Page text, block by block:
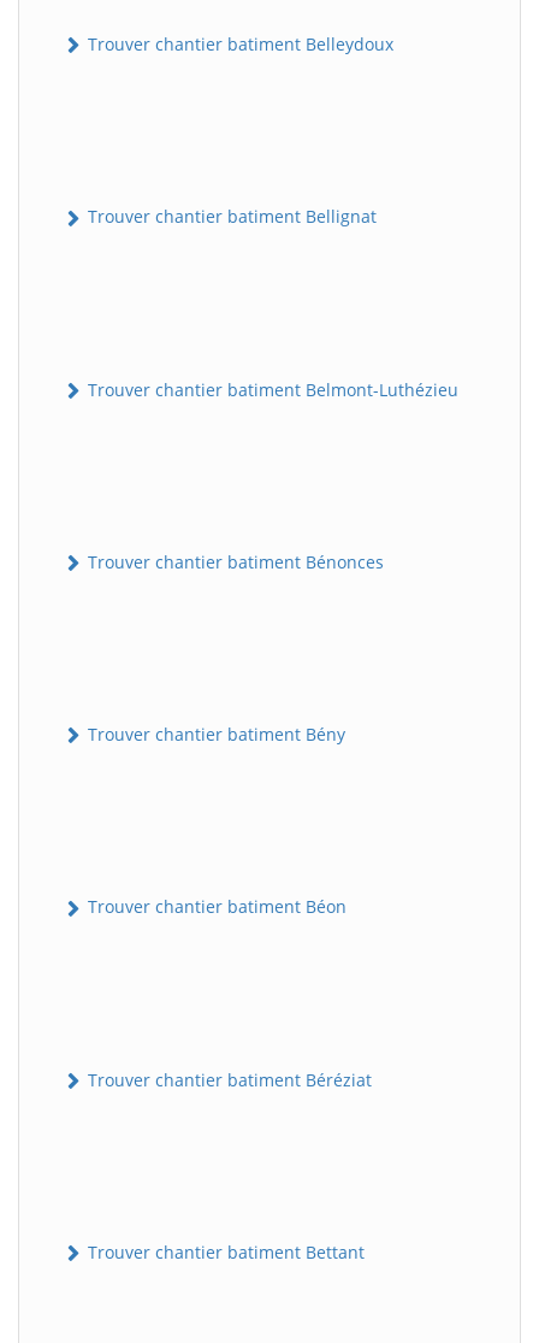
Trouver chantier batiment Belleydoux
Trouver chantier batiment Bellignat
Trouver chantier batiment Belmont-Luthézieu
Trouver chantier batiment Bénonces
Trouver chantier batiment Bény
Trouver chantier batiment Béon
Trouver chantier batiment Béréziat
Trouver chantier batiment Bettant